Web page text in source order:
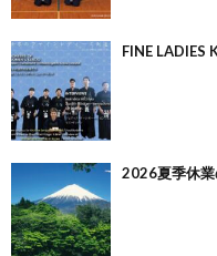
FINE LADIES
2026夏季休